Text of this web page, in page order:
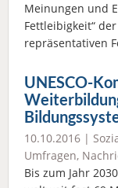
Meinungen und
Fettleibigkeit“
repräsentativen
UNESCO-
10.10.2016 |
Umfragen,
Bis zum Jahr